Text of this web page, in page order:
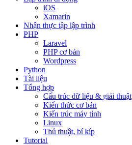
iOS
Xamarin
Nhận thực tập lập trình
PHP
Laravel
PHP cơ bản
Wordpress
Python
Tài liệu
Tổng hợp
Cấu trúc dữ liệu & giải thuật
Kiến thức cơ bản
Kiến trúc máy tính
Linux
Thủ thuật, bí kíp
Tutorial